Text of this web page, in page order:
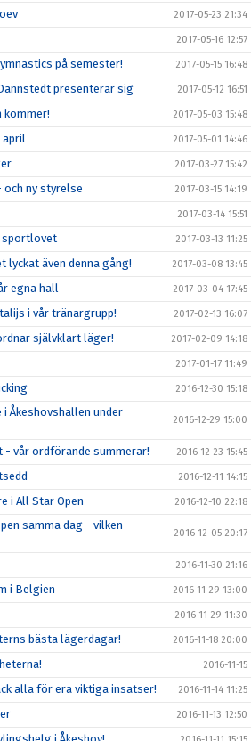
2017-05-23 21:34
2017-05-16 12:57
på semester! 2017-05-15 16:48
presenterar sig 2017-05-12 16:51
kommer! 2017-05-03 15:48
april 2017-05-01 14:46
2017-03-27 15:42
ny styrelse 2017-03-15 14:19
2017-03-14 15:51
sportlovet 2017-03-13 11:25
även denna gång! 2017-03-08 13:45
egna hall 2017-03-04 17:45
i vår tränargrupp! 2017-02-13 16:07
självklart läger! 2017-02-09 14:18
2017-01-17 11:49
2016-12-30 15:18
Åkeshovshallen under
2016-12-29 15:00
- vår ordförande summerar! 2016-12-23 15:45
2016-12-11 14:15
i All Star Open 2016-12-10 22:18
samma dag - vilken
2016-12-05 20:17
2016-11-30 21:16
i Belgien 2016-11-29 13:00
2016-11-29 11:30
bästa lägerdagar! 2016-11-18 20:00
2016-11-15
alla för era viktiga insatser! 2016-11-14 11:25
2016-11-13 12:50